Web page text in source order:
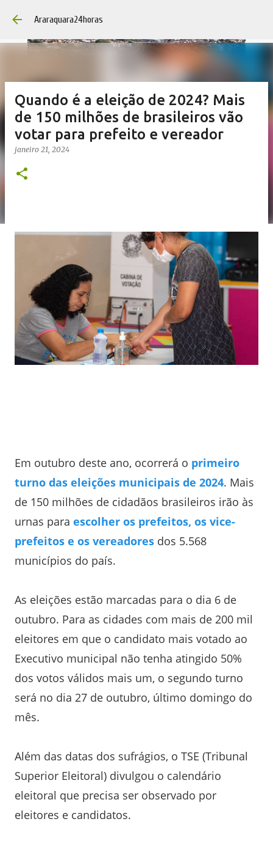
Araraquara24horas
Quando é a eleição de 2024? Mais
de 150 milhões de brasileiros vão
votar para prefeito e vereador
janeiro 21, 2024
Em outubro deste ano, ocorrerá o primeiro
turno das eleições municipais de 2024. Mais
de 150 milhões de cidadãos brasileiros irão às
urnas para escolher os prefeitos, os vice-
prefeitos e os vereadores dos 5.568
municípios do país.
As eleições estão marcadas para o dia 6 de
outubro. Para as cidades com mais de 200 mil
eleitores em que o candidato mais votado ao
Executivo municipal não tenha atingido 50%
dos votos válidos mais um, o segundo turno
será no dia 27 de outubro, último domingo do
mês.
Além das datas dos sufrágios, o TSE (Tribunal
Superior Eleitoral) divulgou o calendário
eleitoral que precisa ser observado por
eleitores e candidatos.